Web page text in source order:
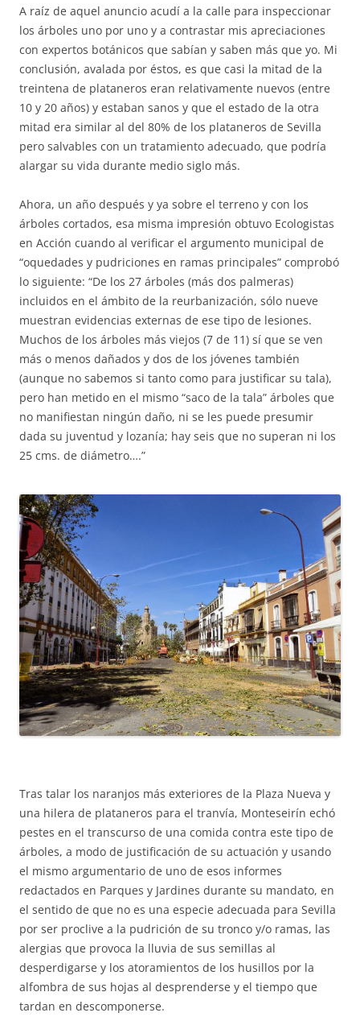
A raíz de aquel anuncio acudí a la calle para inspeccionar
los árboles uno por uno y a contrastar mis apreciaciones
con expertos botánicos que sabían y saben más que yo. Mi
conclusión, avalada por éstos, es que casi la mitad de la
treintena de plataneros eran relativamente nuevos (entre
10 y 20 años) y estaban sanos y que el estado de la otra
mitad era similar al del 80% de los plataneros de Sevilla
pero salvables con un tratamiento adecuado, que podría
alargar su vida durante medio siglo más.
Ahora, un año después y ya sobre el terreno y con los
árboles cortados, esa misma impresión obtuvo Ecologistas
en Acción cuando al verificar el argumento municipal de
“oquedades y pudriciones en ramas principales” comprobó
lo siguiente: “De los 27 árboles (más dos palmeras)
incluidos en el ámbito de la reurbanización, sólo nueve
muestran evidencias externas de ese tipo de lesiones.
Muchos de los árboles más viejos (7 de 11) sí que se ven
más o menos dañados y dos de los jóvenes también
(aunque no sabemos si tanto como para justificar su tala),
pero han metido en el mismo “saco de la tala” árboles que
no manifiestan ningún daño, ni se les puede presumir
dada su juventud y lozanía; hay seis que no superan ni los
25 cms. de diámetro….”
Tras talar los naranjos más exteriores de la Plaza Nueva y
una hilera de plataneros para el tranvía, Monteseirín echó
pestes en el transcurso de una comida contra este tipo de
árboles, a modo de justificación de su actuación y usando
el mismo argumentario de uno de esos informes
redactados en Parques y Jardines durante su mandato, en
el sentido de que no es una especie adecuada para Sevilla
por ser proclive a la pudrición de su tronco y/o ramas, las
alergias que provoca la lluvia de sus semillas al
desperdigarse y los atoramientos de los husillos por la
alfombra de sus hojas al desprenderse y el tiempo que
tardan en descomponerse.